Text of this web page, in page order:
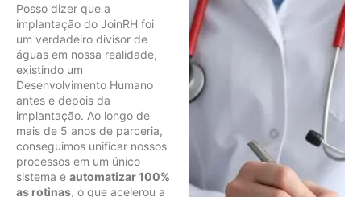
Posso dizer que a
implantação do JoinRH foi
um verdadeiro divisor de
águas em nossa realidade,
existindo um
Desenvolvimento Humano
antes e depois da
implantação. Ao longo de
mais de 5 anos de parceria,
conseguimos unificar nossos
processos em um único
sistema e automatizar 100%
as rotinas, o que acelerou a